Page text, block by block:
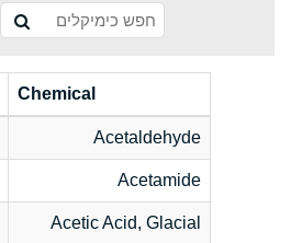
Chemical
Acetaldehyde
Acetamide
Acetic Acid, Glacial